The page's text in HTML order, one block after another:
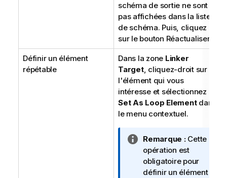
schéma de sortie ne sont
pas affichées dans la liste
de schéma. Puis, cliquez
sur le bouton Réactualiser.
Définir un élément
répétable
Dans la zone Linker
Target, cliquez-droit sur
l'élément qui vous
intéresse et sélectionnez
Set As Loop Elementdans
le menu contextuel.
N
o
t
e
Remarque :Cette
opération est
obligatoire pour
définir un élément